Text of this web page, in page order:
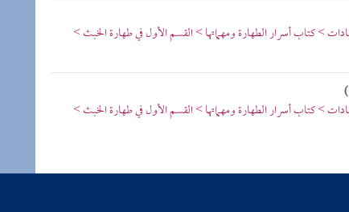
> كتاب أسرار الطهارة ومهماتها > القسم الأول في طهارة الخبث >
> كتاب أسرار الطهارة ومهماتها > القسم الأول في طهارة الخبث >